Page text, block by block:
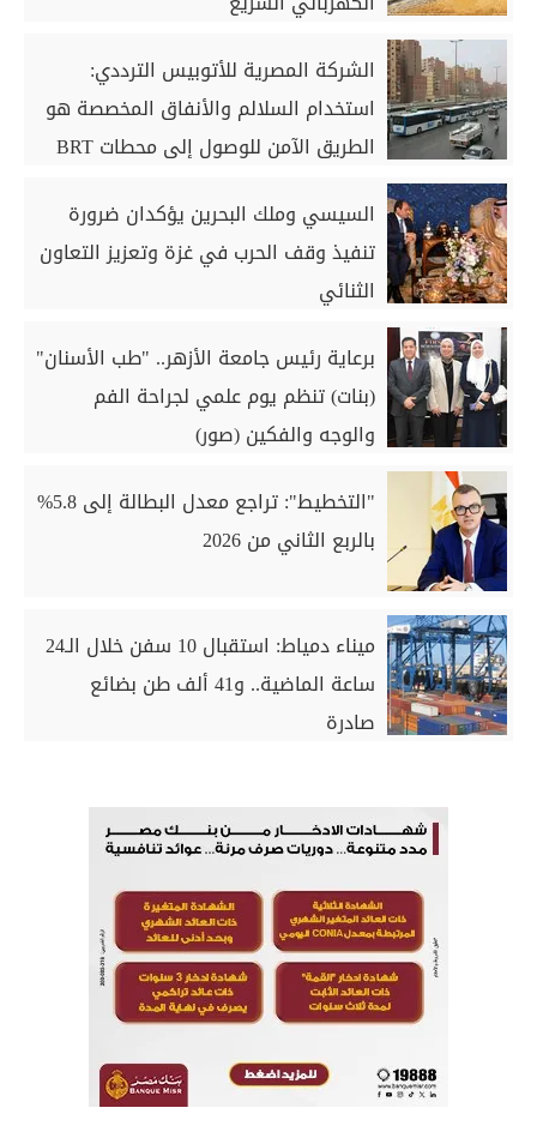
الشركة المصرية للأتوبيس الترددي:
استخدام السلالم والأنفاق المخصصة هو
الطريق الآمن للوصول إلى محطات BRT
السيسي وملك البحرين يؤكدان ضرورة
تنفيذ وقف الحرب في غزة وتعزيز التعاون
الثنائي
برعاية رئيس جامعة الأزهر.. "طب الأسنان"
(بنات) تنظم يوم علمي لجراحة الفم
والوجه والفكين (صور)
"التخطيط": تراجع معدل البطالة إلى 5.8%
بالربع الثاني من 2026
ميناء دمياط: استقبال 10 سفن خلال الـ24
ساعة الماضية.. و41 ألف طن بضائع
صادرة